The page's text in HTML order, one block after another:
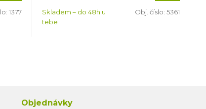
1377
Skladem – do 48h u
tebe
Obj. číslo: 5361
Objednávky